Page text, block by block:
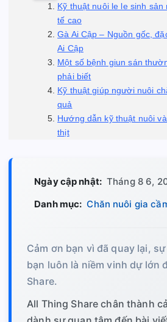
Kỹ thuật nuôi le le sinh
tế cao
Gà Ai Cập – Nguồn gốc,
Ai Cập
Một số bệnh giun sán
phải biết
Kỹ thuật giúp người nuôi
quả
Hướng dẫn kỹ thuật nuôi
thịt
Ngày cập nhật: Tháng 8 6,
Danh mục: Chăn nuôi gia
Cảm ơn bạn vì đã quay lại,
bạn luôn là niềm vinh dự lớn
Share.
All Thing Share chân thành